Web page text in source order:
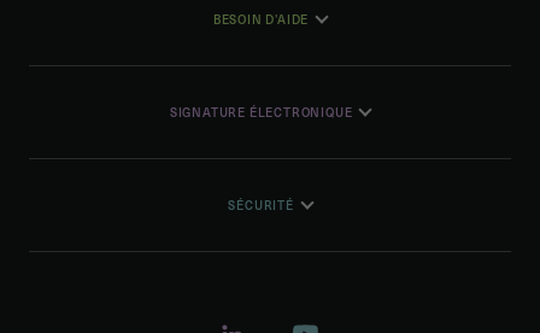
BESOIN D'AIDE
SIGNATURE ÉLECTRONIQUE
SÉCURITÉ